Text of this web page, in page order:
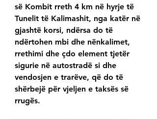
së Kombit rreth 4 km në hyrje të
Tunelit të Kalimashit, nga katër në
gjashtë korsi, ndërsa do të
ndërtohen mbi dhe nënkalimet,
rrethimi dhe çdo element tjetër
sigurie në autostradë si dhe
vendosjen e trarëve, që do të
shërbejë për vjeljen e taksës së
rrugës.